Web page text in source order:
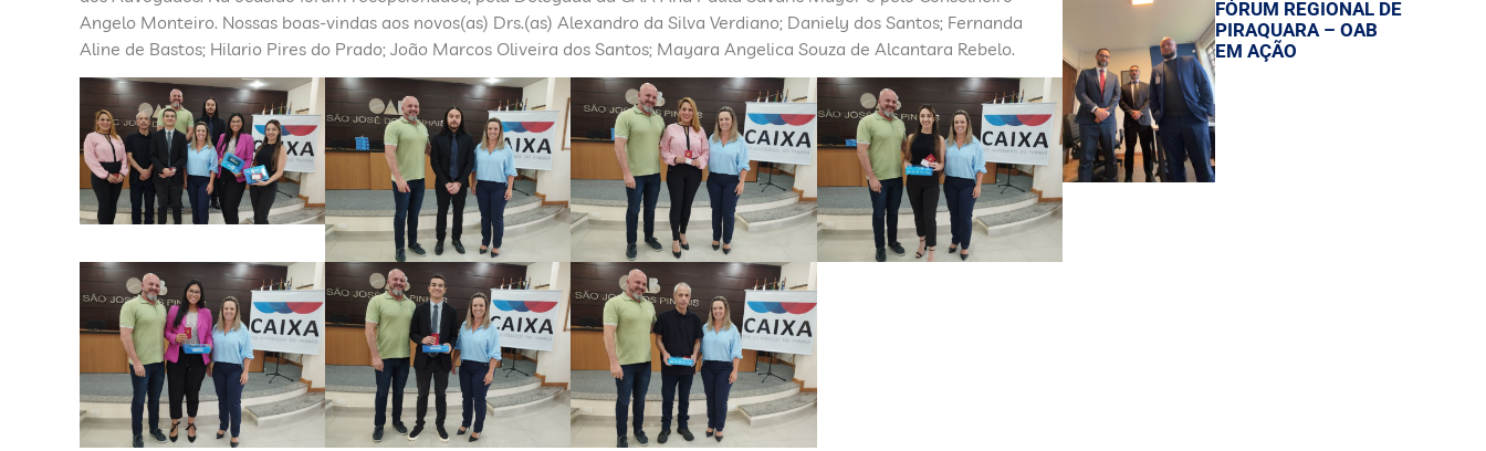
Angelo Monteiro. Nossas boas-vindas aos novos(as) Drs.(as) Alexandro da Silva Verdiano; Daniely dos Santos; Fernanda
Aline de Bastos; Hilario Pires do Prado; João Marcos Oliveira dos Santos; Mayara Angelica Souza de Alcantara Rebelo.
FÓRUM REGIONAL DE
PIRAQUARA – OAB
EM AÇÃO